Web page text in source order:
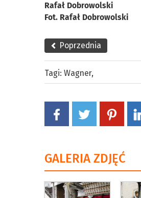
Rafał Dobrowolski
Fot. Rafał Dobrowolski
Poprzednia
Tagi: Wagner,
GALERIA ZDJĘĆ